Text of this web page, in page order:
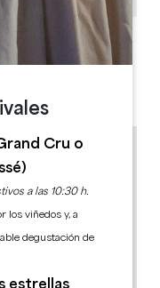
Cru o
a las 10:30 h.
los viñedos y, a
degustación de
estrellas